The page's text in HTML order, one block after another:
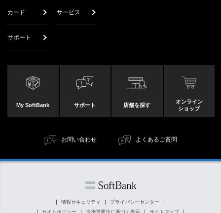
カード サービス
サポート
My SoftBank サポート 店舗を探す
オンライン
ショップ
お問い合わせ よくあるご質問
情報セキュリティ
プライバシーセンター
サイトポリシー
古物営業法に基づく表示 サイトマップ